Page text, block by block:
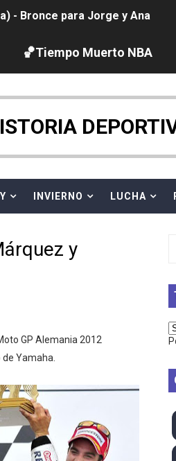
- Bronce para Jorge y Ana
Turquía)
Francia) - España domina
reinado por parejas de The
y Baron Corbin en SummerSlam
- Charlie Aldridge y Sina
🏀Tiempo Muerto NBA
INVIERNO LUCHA
y
GP Alemania 2012
Yamaha.